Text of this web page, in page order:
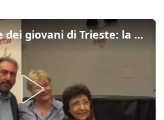
Forum mondiale dei giovani di Trieste: la parola ai protagonisti